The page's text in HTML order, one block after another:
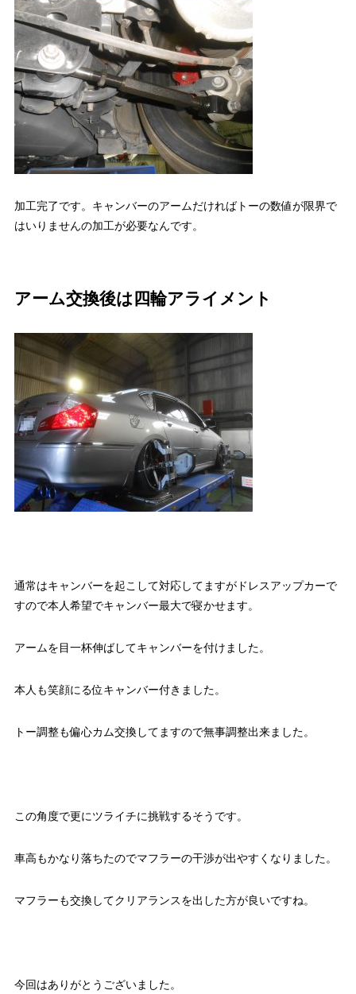
加工完了です。キャンバーのアームだければトーの数値が限界で
はいりませんの加工が必要なんです。
アーム交換後は四輪アライメント
通常はキャンバーを起こして対応してますがドレスアップカーで
すので本人希望でキャンバー最大で寝かせます。
アームを目一杯伸ばしてキャンバーを付けました。
本人も笑顔にる位キャンバー付きました。
トー調整も偏心カム交換してますので無事調整出来ました。
この角度で更にツライチに挑戦するそうです。
車高もかなり落ちたのでマフラーの干渉が出やすくなりました。
マフラーも交換してクリアランスを出した方が良いですね。
今回はありがとうございました。